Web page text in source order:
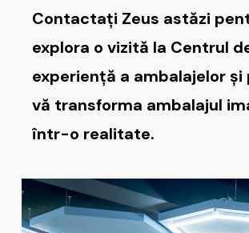
Contactați Zeus astăzi
explora o vizită la Centrul
experiență a ambalajelor și
vă transforma ambalajul
într-o realitate.